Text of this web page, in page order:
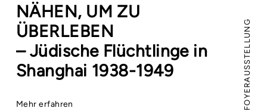
FOYERAUSSTELLUNG
NÄHEN, UM ZU
ÜBERLEBEN
– Jüdische Flüchtlinge in
Shanghai 1938-1949
Mehr erfahren